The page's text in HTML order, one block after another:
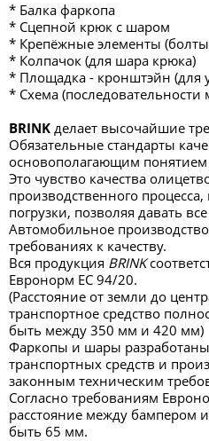
* Балка фаркопа
* Сцепной крюк с шаром
* Крепёжные элементы
* Колпачок (для шара крюка)
* Площадка - кронштэйн (для
* Схема
BRINK делает высочайшие
Обязательные стандарты
основополагающим
Это чувство качества
производственного
погрузки, позволяя давать
Автомобильное
требованиях к качеству.
Вся продукция BRINK
Евронорм ЕС 94/20.
(Расстояние от земли до
транспортное средство
быть между 350 мм и 420 мм)
Фаркопы и шары
транспортных средств и
законным техническим
Согласно требованиям
расстояние между бампером
быть 65 мм.